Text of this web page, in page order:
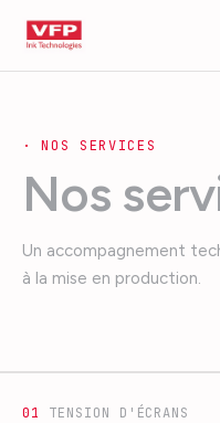
·NOS SERVICES
Nos
Un accompagnement
à la mise en production.
01 TENSION D'ÉCRANS